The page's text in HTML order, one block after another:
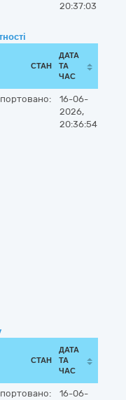
20:37:03
СТАН
ДАТА
ТА
ЧАС
16-06-
2026,
20:36:54
СТАН
ДАТА
ТА
ЧАС
16-06-